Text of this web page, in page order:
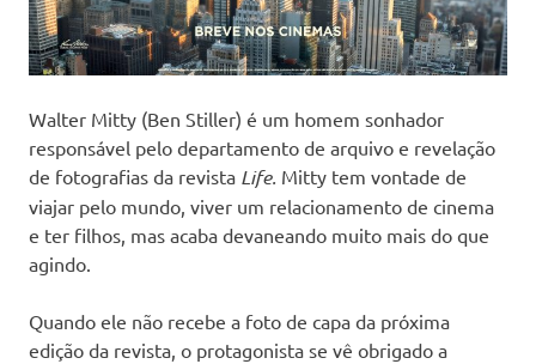
Walter Mitty (Ben Stiller) é um homem sonhador
responsável pelo departamento de arquivo e revelação
de fotografias da revista Life. Mitty tem vontade de
viajar pelo mundo, viver um relacionamento de cinema
e ter filhos, mas acaba devaneando muito mais do que
agindo.
Quando ele não recebe a foto de capa da próxima
edição da revista, o protagonista se vê obrigado a